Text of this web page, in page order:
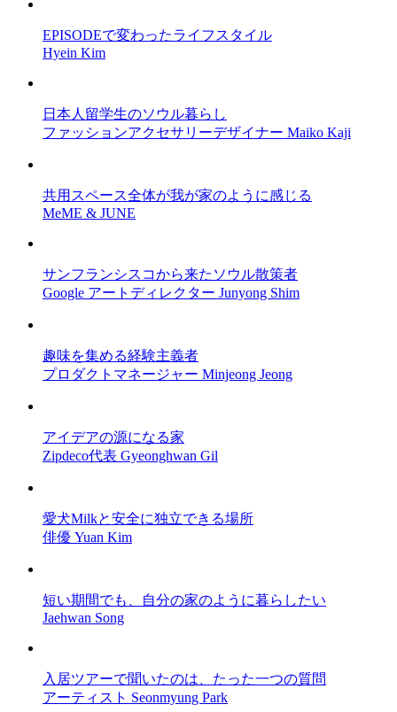
EPISODEで変わったライフスタイル
Hyein Kim
日本人留学生のソウル暮らし
ファッションアクセサリーデザイナー Maiko Kaji
共用スペース全体が我が家のように感じる
MeME & JUNE
サンフランシスコから来たソウル散策者
Google アートディレクター Junyong Shim
趣味を集める経験主義者
プロダクトマネージャー Minjeong Jeong
アイデアの源になる家
Zipdeco代表 Gyeonghwan Gil
愛犬Milkと安全に独立できる場所
俳優 Yuan Kim
短い期間でも、自分の家のように暮らしたい
Jaehwan Song
入居ツアーで聞いたのは、たった一つの質問
アーティスト Seonmyung Park